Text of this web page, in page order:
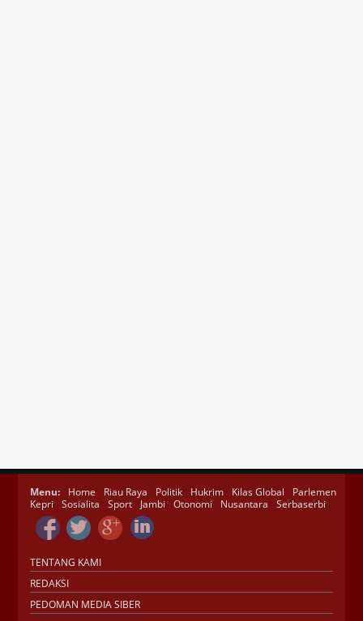
Menu: Home Riau Raya Politik Hukrim Kilas Global
Parlemen
Kepri
Sosialita Sport Jambi Otonomi Nusantara Serbaserbi
TENTANG KAMI
REDAKSI
PEDOMAN MEDIA SIBER